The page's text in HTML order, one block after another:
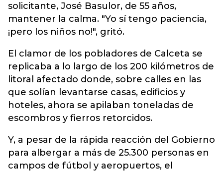
solicitante, José Basulor, de 55 años,
mantener la calma. "Yo sí tengo paciencia,
¡pero los niños no!", gritó.
El clamor de los pobladores de Calceta se
replicaba a lo largo de los 200 kilómetros de
litoral afectado donde, sobre calles en las
que solían levantarse casas, edificios y
hoteles, ahora se apilaban toneladas de
escombros y fierros retorcidos.
Y, a pesar de la rápida reacción del Gobierno
para albergar a más de 25.300 personas en
campos de fútbol y aeropuertos, el